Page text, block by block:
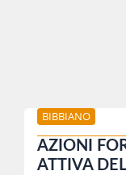
BIBBIANO
AZIONI
ATTIVA